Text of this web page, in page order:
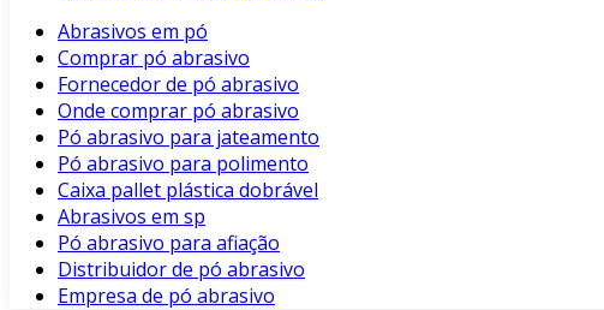
Abrasivos em pó
Comprar pó abrasivo
Fornecedor de pó abrasivo
Onde comprar pó abrasivo
Pó abrasivo para jateamento
Pó abrasivo para polimento
Caixa pallet plástica dobrável
Abrasivos em sp
Pó abrasivo para afiação
Distribuidor de pó abrasivo
Empresa de pó abrasivo